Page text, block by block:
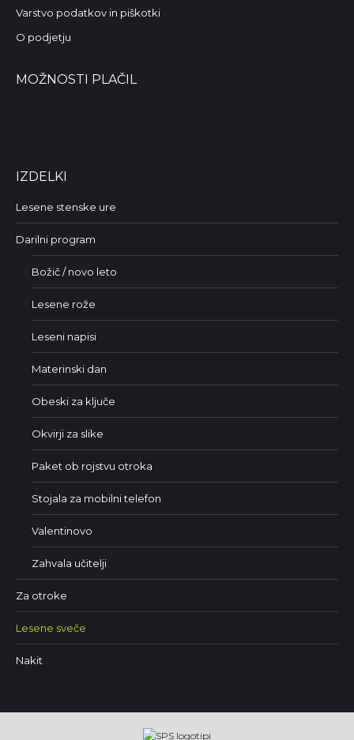
Varstvo podatkov in piškotki
O podjetju
MOŽNOSTI PLAČIL
IZDELKI
Lesene stenske ure
Darilni program
Božič / novo leto
Lesene rože
Leseni napisi
Materinski dan
Obeski za ključe
Okvirji za slike
Paket ob rojstvu otroka
Stojala za mobilni telefon
Valentinovo
Zahvala učitelji
Za otroke
Lesene sveče
Nakit